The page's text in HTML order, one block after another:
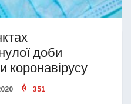
доби
коронавірусу
351